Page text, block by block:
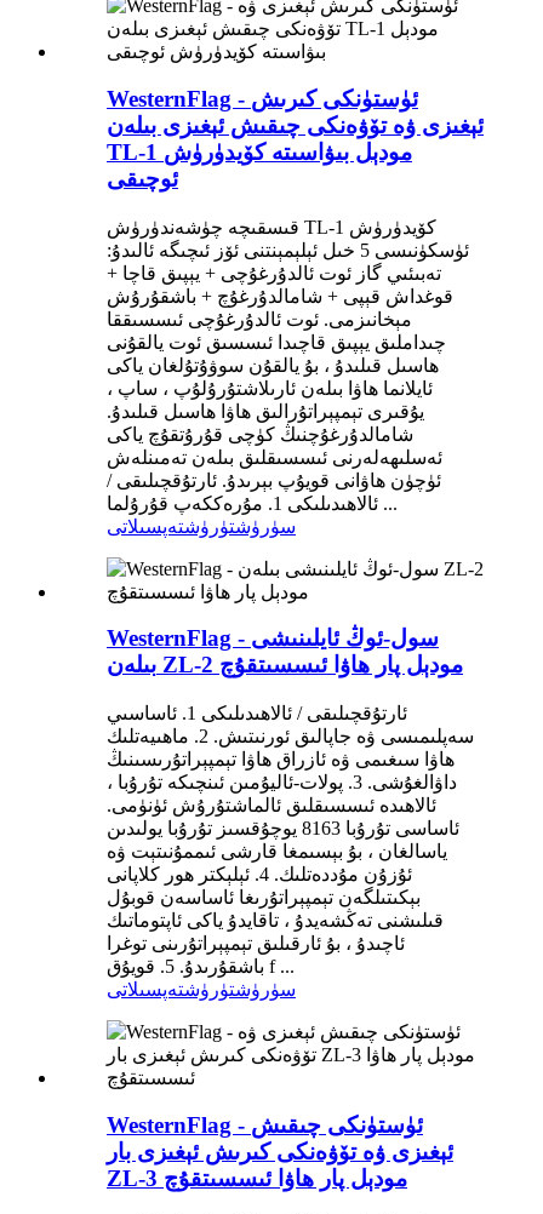
WesternFlag - ئۈستۈنكى كىرىش
ئېغىزى ۋە تۆۋەنكى چىقىش ئېغىزى بىلەن
TL-1 مودېل بىۋاسىتە كۆيدۈرۈش
ئوچىقى
قىسقىچە چۈشەندۈرۈش TL-1 كۆيدۈرۈش
ئۈسكۈنىسى 5 خىل ئېلېمېنتنى ئۆز ئىچىگە ئالىدۇ:
تەبىئىي گاز ئوت ئالدۇرغۇچى + يېپىق قاچا +
قوغداش قېپى + شامالدۇرغۇچ + باشقۇرۇش
مېخانىزمى. ئوت ئالدۇرغۇچى ئىسسىققا
چىداملىق يېپىق قاچىدا ئىسسىق ئوت يالقۇنى
ھاسىل قىلىدۇ ، بۇ يالقۇن سوۋۇتۇلغان ياكى
ئايلانما ھاۋا بىلەن ئارىلاشتۇرۇلۇپ ، ساپ ،
يۇقىرى تېمپېراتۇرالىق ھاۋا ھاسىل قىلىدۇ.
شامالدۇرغۇچنىڭ كۈچى قۇرۇتقۇچ ياكى
ئەسلىھەلەرنى ئىسسىقلىق بىلەن تەمىنلەش
ئۈچۈن ھاۋانى قويۇپ بېرىدۇ. ئارتۇقچىلىقى /
ئالاھىدىلىكى 1. مۇرەككەپ قۇرۇلما ...
سۈرۈشتۈرۈشتەپسىلاتى
WesternFlag - سول-ئوڭ ئايلىنىشى
بىلەن ZL-2 مودېل پار ھاۋا ئىسسىتقۇچ
ئارتۇقچىلىقى / ئالاھىدىلىكى 1. ئاساسىي
سەپلىمىسى ۋە جاپالىق ئورنىتىش. 2. ماھىيەتلىك
ھاۋا سىغىمى ۋە ئازراق ھاۋا تېمپېراتۇرىسىنىڭ
داۋالغۇشى. 3. پولات-ئاليۇمىن ئىنچىكە تۇرۇبا ،
ئالاھىدە ئىسسىقلىق ئالماشتۇرۇش ئۈنۈمى.
ئاساسى تۇرۇبا 8163 يوچۇقسىز تۇرۇبا يولىدىن
ياسالغان ، بۇ بېسىمغا قارشى ئىممۇنىتېت ۋە
ئۇزۇن مۇددەتلىك. 4. ئېلېكتر ھور كلاپانى
بېكىتىلگەن تېمپېراتۇرىغا ئاساسەن قوبۇل
قىلىشنى تەڭشەيدۇ ، تاقايدۇ ياكى ئاپتوماتىك
ئاچىدۇ ، بۇ ئارقىلىق تېمپېراتۇرىنى توغرا
باشقۇرىدۇ. 5. قويۇق f ...
سۈرۈشتۈرۈشتەپسىلاتى
WesternFlag - ئۈستۈنكى چىقىش
ئېغىزى ۋە تۆۋەنكى كىرىش ئېغىزى بار
ZL-3 مودېل پار ھاۋا ئىسسىتقۇچ